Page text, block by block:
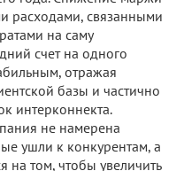
расходами, связанными
на саму
счет на одного
отражая
базы и частично
интерконнекта.
не намерена
ушли к конкурентам, а
на том, чтобы увеличить